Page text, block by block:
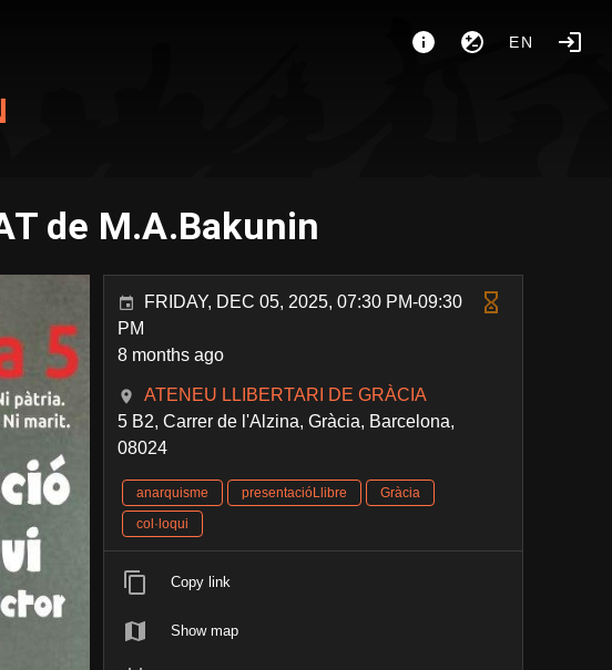
EN
de M.A.Bakunin
FRIDAY, DEC 05, 2025, 07:30 PM-09:30
PM
8 months ago
ATENEU LLIBERTARI DE GRÀCIA
5 B2, Carrer de l'Alzina, Gràcia, Barcelona,
08024
anarquisme presentacióLlibre
Gràcia
col·loqui
Copy link
Show map